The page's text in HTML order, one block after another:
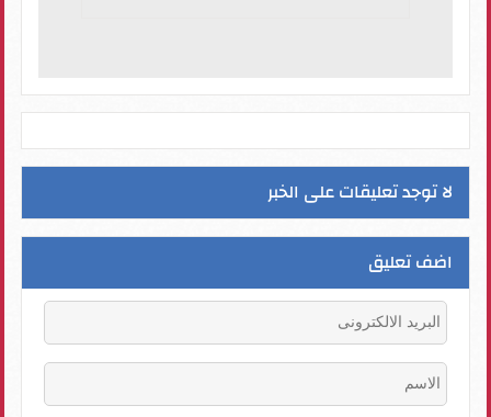
لا توجد تعليقات على الخبر
اضف تعليق